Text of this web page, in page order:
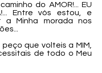
do AMOR!... EU
Entre vós estou, e
a Minha morada nos
que volteis a MIM,
de todo o Meu